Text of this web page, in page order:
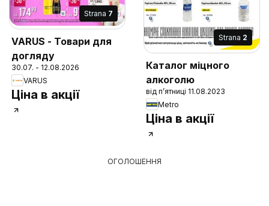
Strana 7
VARUS - Товари для
догляду
30.07. - 12.08.2026
VARUS
Ціна в акції
Strana 2
Каталог міцного
алкоголю
від п’ятниці 11.08.2023
Metro
Ціна в акції
ОГОЛОШЕННЯ